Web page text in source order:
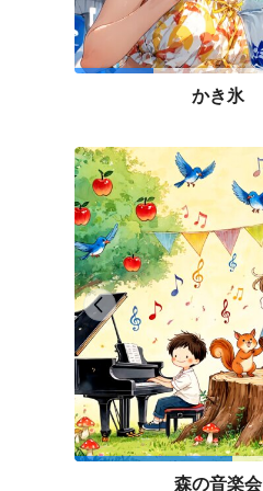
かき氷
森の音楽会